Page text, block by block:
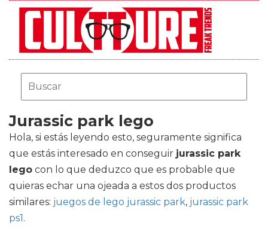
Jurassic park lego
Hola, si estás leyendo esto, seguramente significa
que estás interesado en conseguir jurassic park
lego con lo que deduzco que es probable que
quieras echar una ojeada a estos dos productos
similares: juegos de lego jurassic park, jurassic park
ps1.